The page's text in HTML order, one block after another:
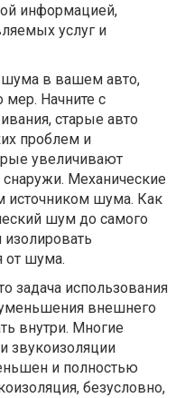
информацией,
услуг и
в вашем авто,
Начните с
старые авто
проблем и
увеличивают
Механические
источником шума. Как
шум до самого
от шума.
задача использования
внешнего
внутри. Многие
звукоизоляции
и полностью
безусловно,